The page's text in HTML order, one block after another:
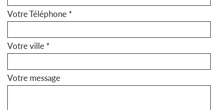
Votre Téléphone *
Votre ville *
Votre message